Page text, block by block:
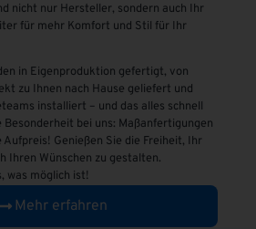
nicht nur Hersteller, sondern auch Ihr
für mehr Komfort und Stil für Ihr
in Eigenproduktion gefertigt, von
zu Ihnen nach Hause geliefert und
installiert – und das alles schnell
bei uns: Maßanfertigungen
Genießen Sie die Freiheit, Ihr
Ihren Wünschen zu gestalten.
was möglich ist!
Mehr erfahren